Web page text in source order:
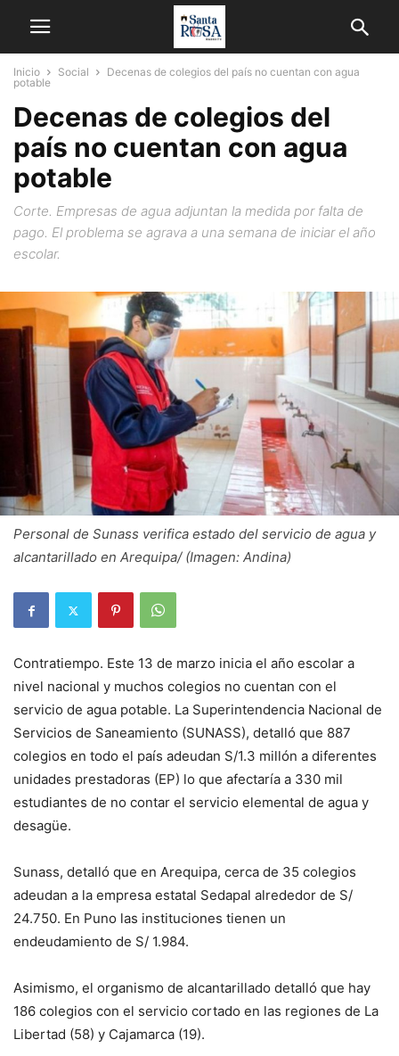
Inicio Social
Decenas de colegios del país no cuentan con agua
potable
Decenas de colegios del
país no cuentan con agua
potable
Corte. Empresas de agua adjuntan la medida por falta de
pago. El problema se agrava a una semana de iniciar el año
escolar.
Personal de Sunass verifica estado del servicio de agua y
alcantarillado en Arequipa/ (Imagen: Andina)
Contratiempo. Este 13 de marzo inicia el año escolar a
nivel nacional y muchos colegios no cuentan con el
servicio de agua potable. La Superintendencia Nacional de
Servicios de Saneamiento (SUNASS), detalló que 887
colegios en todo el país adeudan S/1.3 millón a diferentes
unidades prestadoras (EP) lo que afectaría a 330 mil
estudiantes de no contar el servicio elemental de agua y
desagüe.
Sunass, detalló que en Arequipa, cerca de 35 colegios
adeudan a la empresa estatal Sedapal alrededor de S/
24.750. En Puno las instituciones tienen un
endeudamiento de S/ 1.984.
Asimismo, el organismo de alcantarillado detalló que hay
186 colegios con el servicio cortado en las regiones de La
Libertad (58) y Cajamarca (19).